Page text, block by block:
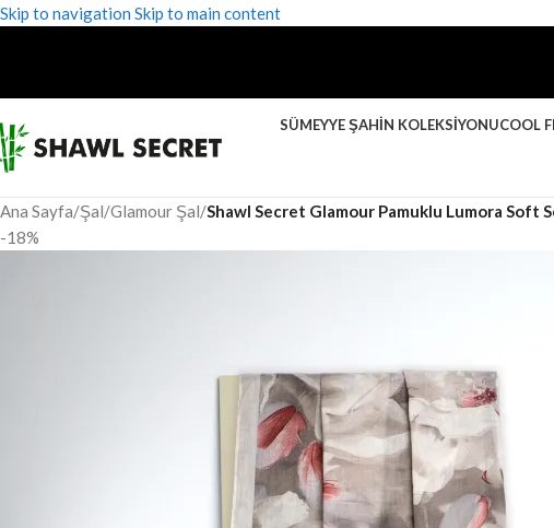
Skip to navigation Skip to main content
SÜMEYYE ŞAHIN KOLEKSIYONUCOOL
Ana Sayfa/Şal/Glamour Şal/Shawl Secret Glamour Pamuklu Lumora Soft
-18%